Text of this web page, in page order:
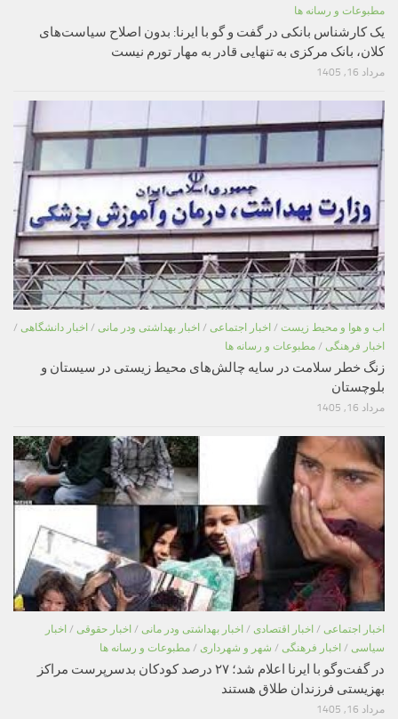
مطبوعات و رسانه ها
یک کارشناس بانکی در گفت و گو با ایرنا: بدون اصلاح سیاست‌های
کلان، بانک مرکزی به تنهایی قادر به مهار تورم نیست
مرداد 16, 1405
اب و هوا و محیط زیست / اخبار اجتماعی / اخبار بهداشتی ودر مانی / اخبار دانشگاهی /
اخبار فرهنگی / مطبوعات و رسانه ها
زنگ خطر سلامت در سایه چالش‌های محیط زیستی در سیستان و
بلوچستان
مرداد 16, 1405
اخبار اجتماعی / اخبار اقتصادی / اخبار بهداشتی ودر مانی / اخبار حقوقی / اخبار
سیاسی / اخبار فرهنگی / شهر و شهرداری / مطبوعات و رسانه ها
در گفت‌وگو با ایرنا اعلام شد؛ ۲۷ درصد کودکان بدسرپرست مراکز
بهزیستی فرزندان طلاق هستند
مرداد 16, 1405